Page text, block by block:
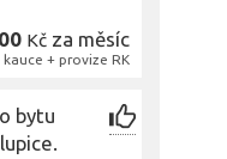
Kč za měsíc
kauce + provize RK
bytu